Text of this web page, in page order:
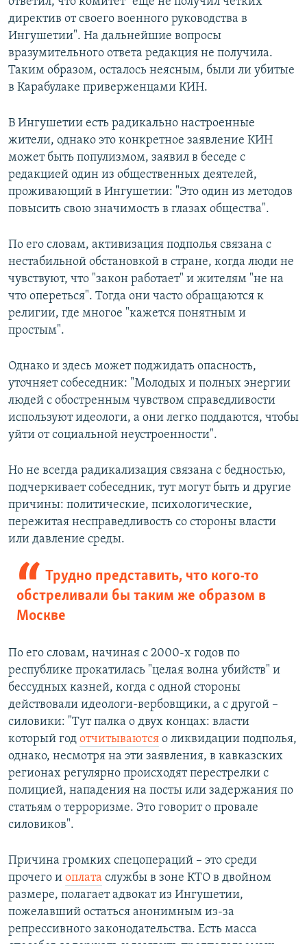
директив от своего военного руководства в
Ингушетии". На дальнейшие вопросы
вразумительного ответа редакция не получила.
Таким образом, осталось неясным, были ли убитые
в Карабулаке приверженцами КИН.
В Ингушетии есть радикально настроенные
жители, однако это конкретное заявление КИН
может быть популизмом, заявил в беседе с
редакцией один из общественных деятелей,
проживающий в Ингушетии: "Это один из методов
повысить свою значимость в глазах общества".
По его словам, активизация подполья связана с
нестабильной обстановкой в стране, когда люди не
чувствуют, что "закон работает" и жителям "не на
что опереться". Тогда они часто обращаются к
религии, где многое "кажется понятным и
простым".
Однако и здесь может поджидать опасность,
уточняет собеседник: "Молодых и полных энергии
людей с обостренным чувством справедливости
используют идеологи, а они легко поддаются, чтобы
уйти от социальной неустроенности".
Но не всегда радикализация связана с бедностью,
подчеркивает собеседник, тут могут быть и другие
причины: политические, психологические,
пережитая несправедливость со стороны власти
или давление среды.
Трудно представить, что кого-то
обстреливали бы таким же образом в
Москве
По его словам, начиная с 2000-х годов по
республике прокатилась "целая волна убийств" и
бессудных казней, когда с одной стороны
действовали идеологи-вербовщики, а с другой –
силовики: "Тут палка о двух концах: власти
который год отчитываются о ликвидации подполья,
однако, несмотря на эти заявления, в кавказских
регионах регулярно происходят перестрелки с
полицией, нападения на посты или задержания по
статьям о терроризме. Это говорит о провале
силовиков".
Причина громких спецопераций – это среди
прочего и оплата службы в зоне КТО в двойном
размере, полагает адвокат из Ингушетии,
пожелавший остаться анонимным из-за
репрессивного законодательства. Есть масса